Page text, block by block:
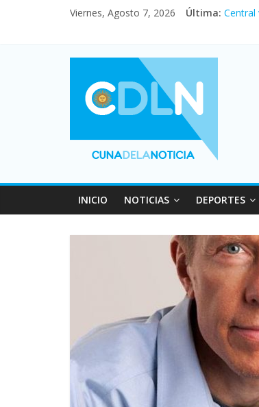
Viernes, Agosto 7, 2026 Última: Fuerte
INICIO NOTICIAS DEPORTES